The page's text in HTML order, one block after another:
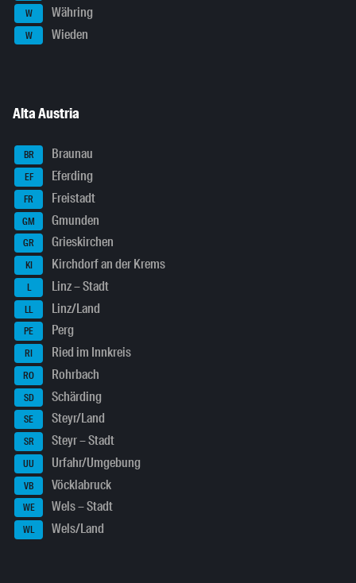
W Währing
W Wieden
Alta Austria
BR Braunau
EF Eferding
FR Freistadt
GM Gmunden
GR Grieskirchen
KI Kirchdorf an der Krems
L Linz – Stadt
LL Linz/Land
PE Perg
RI Ried im Innkreis
RO Rohrbach
SD Schärding
SE Steyr/Land
SR Steyr – Stadt
UU Urfahr/Umgebung
VB Vöcklabruck
WE Wels – Stadt
WL Wels/Land